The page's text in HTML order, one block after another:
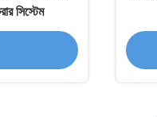
সিস্টেম